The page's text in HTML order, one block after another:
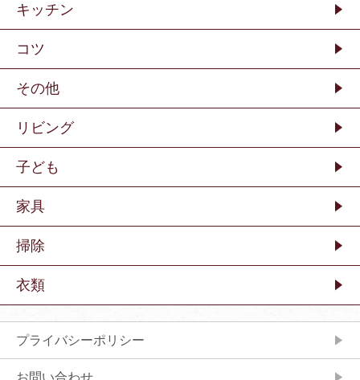
キッチン
コツ
その他
リビング
子ども
家具
掃除
衣類
プライバシーポリシー
お問い合わせ